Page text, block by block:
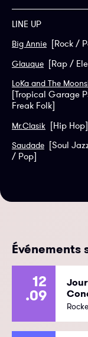
LINE UP
Big Annie [Rock /
Glauque [Rap /
LoKa and The
[Tropical Garage
Freak Folk]
Mr.Clasik [Hip Hop]
Saudade [Soul
/ Pop]
Événements
12
.09